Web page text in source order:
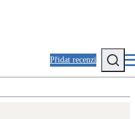
Přidat recenzi